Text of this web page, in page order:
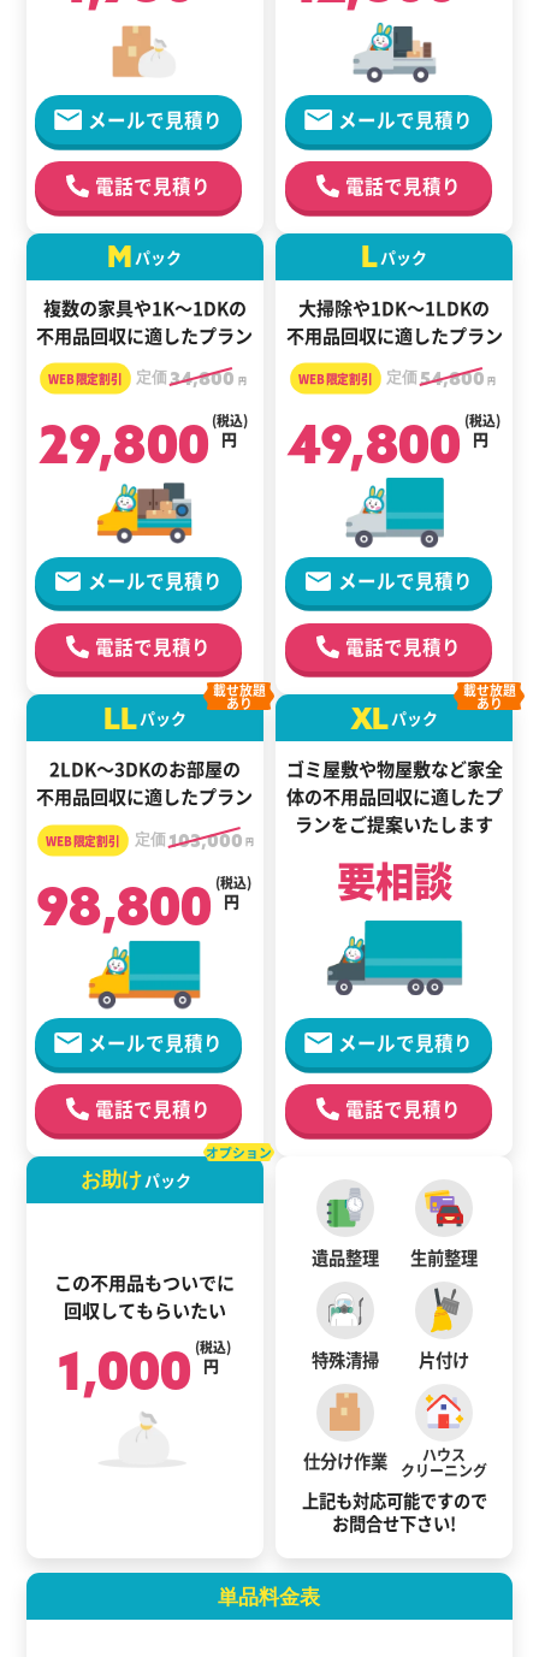
メールで見積り
電話で見積り
メールで見積り
電話で見積り
M パック
複数の家具や1K～1DKの
不用品回収に適したプラン
定価34,800 円
29,800 円
(税込)
メールで見積り
電話で見積り
Lパック
大掃除や1DK～1LDKの
不用品回収に適したプラン
定価54,800 円
49,800 円
(税込)
メールで見積り
電話で見積り
LLパック
2LDK～3DKのお部屋の
不用品回収に適したプラン
載せ放題
あり
定価103,000 円
98,800 円
(税込)
メールで見積り
電話で見積り
XLパック
ゴミ屋敷や物屋敷など家全
体の不用品回収に適したプ
ランをご提案いたします
載せ放題
あり
要相談
メールで見積り
電話で見積り
お助けパック
この不用品もついでに
回収してもらいたい
オプション
1,000 円
(税込)
遺品整理 生前整理
特殊清掃 片付け
仕分け作業 ハウス
クリーニング
上記も対応可能ですので
お問合せ下さい!
単品料金表